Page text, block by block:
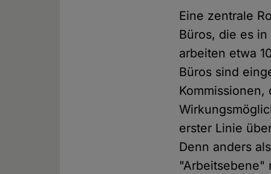
Eine zentrale
Büros, die es
arbeiten etwa
Büros sind
erster Linie
Denn anders
"Arbeitsebene"